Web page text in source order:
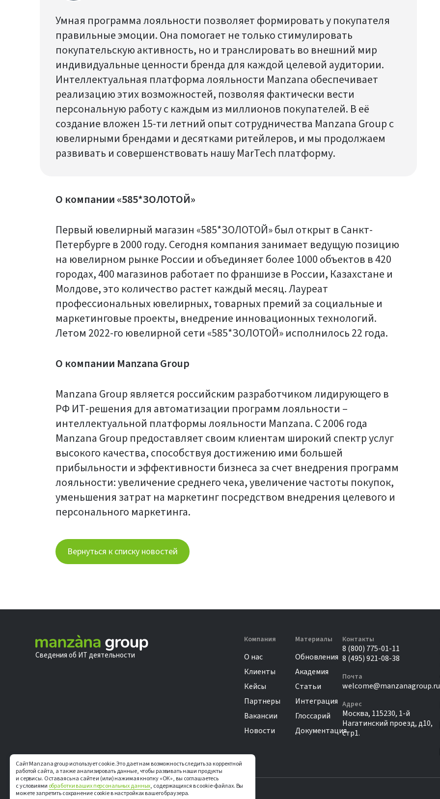
Сайт Manzana group использует cookie. Это дает нам возможность следить за корректной
работой сайта, а также анализировать данные, чтобы развивать наши продукты
и сервисы. Оставаясь на сайте и (или) нажимая кнопку «ОК», вы соглашаетесь
с условиями обработки ваших персональных данных, содержащихся в cookie-файлах. Вы
можете запретить сохранение cookie в настройках вашего браузера.
Умная программа лояльности позволяет формировать у покупателя
правильные эмоции. Она помогает не только стимулировать
покупательскую активность, но и транслировать во внешний мир
индивидуальные ценности бренда для каждой целевой аудитории.
Интеллектуальная платформа лояльности Manzana обеспечивает
реализацию этих возможностей, позволяя фактически вести
персональную работу с каждым из миллионов покупателей. В её
создание вложен 15-ти летний опыт сотрудничества Manzana Group с
ювелирными брендами и десятками ритейлеров, и мы продолжаем
развивать и совершенствовать нашу MarTech платформу.
О компании «585*ЗОЛОТОЙ»
Первый ювелирный магазин «585*ЗОЛОТОЙ» был открыт в Санкт-
Петербурге в 2000 году. Сегодня компания занимает ведущую позицию
на ювелирном рынке России и объединяет более 1000 объектов в 420
городах, 400 магазинов работает по франшизе в России, Казахстане и
Молдове, это количество растет каждый месяц. Лауреат
профессиональных ювелирных, товарных премий за социальные и
маркетинговые проекты, внедрение инновационных технологий.
Летом 2022-го ювелирной сети «585*ЗОЛОТОЙ» исполнилось 22 года.
О компании Manzana Group
Manzana Group является российским разработчиком лидирующего в
РФ ИТ-решения для автоматизации программ лояльности –
интеллектуальной платформы лояльности Manzana. С 2006 года
Manzana Group предоставляет своим клиентам широкий спектр услуг
высокого качества, способствуя достижению ими большей
прибыльности и эффективности бизнеса за счет внедрения программ
лояльности: увеличение среднего чека, увеличение частоты покупок,
уменьшения затрат на маркетинг посредством внедрения целевого и
персонального маркетинга.
Вернуться к списку новостей
Сведения об ИТ деятельности
Компания
О нас
Клиенты
Кейсы
Партнеры
Вакансии
Новости
Материалы
Обновления
Академия
Статьи
Интеграция
Глоссарий
Документация
Контакты
8 (800) 775-01-11
8 (495) 921-08-38
Почта
welcome@manzanagroup.ru
Адрес
Москва, 115230, 1-й
Нагатинский проезд, д10,
стр1.